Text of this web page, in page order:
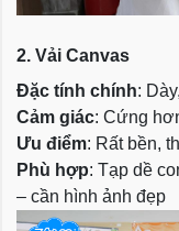
2. Vải Canvas
Đặc tính chính:
Cảm giác: Cứng
Ưu điểm: Rất bền,
Phù hợp: Tạp dề
– cần hình ảnh đẹp